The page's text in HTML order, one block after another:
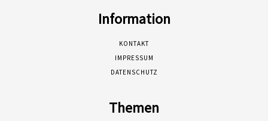
Information
KONTAKT
IMPRESSUM
DATENSCHUTZ
Themen